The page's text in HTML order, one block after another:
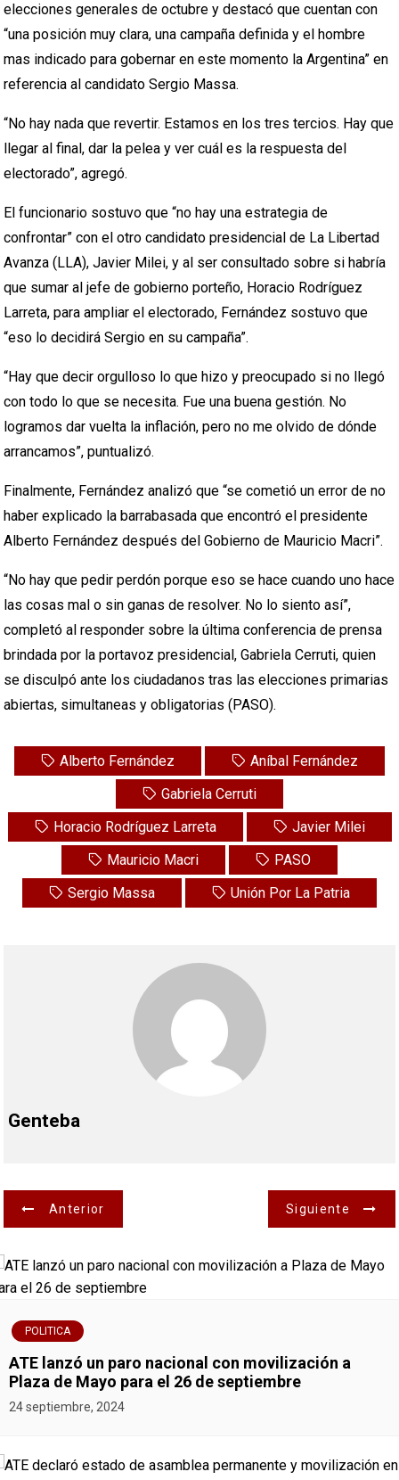
elecciones generales de octubre y destacó que cuentan con
“una posición muy clara, una campaña definida y el hombre
mas indicado para gobernar en este momento la Argentina” en
referencia al candidato Sergio Massa.
“No hay nada que revertir. Estamos en los tres tercios. Hay que
llegar al final, dar la pelea y ver cuál es la respuesta del
electorado”, agregó.
El funcionario sostuvo que “no hay una estrategia de
confrontar” con el otro candidato presidencial de La Libertad
Avanza (LLA), Javier Milei, y al ser consultado sobre si habría
que sumar al jefe de gobierno porteño, Horacio Rodríguez
Larreta, para ampliar el electorado, Fernández sostuvo que
“eso lo decidirá Sergio en su campaña”.
“Hay que decir orgulloso lo que hizo y preocupado si no llegó
con todo lo que se necesita. Fue una buena gestión. No
logramos dar vuelta la inflación, pero no me olvido de dónde
arrancamos”, puntualizó.
Finalmente, Fernández analizó que “se cometió un error de no
haber explicado la barrabasada que encontró el presidente
Alberto Fernández después del Gobierno de Mauricio Macri”.
“No hay que pedir perdón porque eso se hace cuando uno hace
las cosas mal o sin ganas de resolver. No lo siento así”,
completó al responder sobre la última conferencia de prensa
brindada por la portavoz presidencial, Gabriela Cerruti, quien
se disculpó ante los ciudadanos tras las elecciones primarias
abiertas, simultaneas y obligatorias (PASO).
Alberto Fernández
Aníbal Fernández
Gabriela Cerruti
Horacio Rodríguez Larreta
Javier Milei
Mauricio Macri
PASO
Sergio Massa
Unión Por La Patria
Genteba
N
a
v
e
g
a
Anterior Siguiente
POLITICA
ATE lanzó un paro nacional con movilización a
Plaza de Mayo para el 26 de septiembre
24 septiembre, 2024